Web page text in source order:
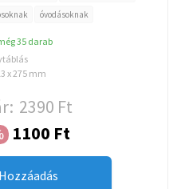
óvodásoknak
35 darab
x 275 mm
2390 Ft
1100 Ft
Hozzáadás